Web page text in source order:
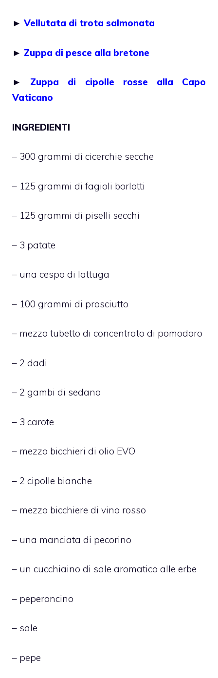
►Vellutata di trota salmonata
► Zuppa di pesce alla bretone
► Zuppa di cipolle rosse alla Capo
Vaticano
INGREDIENTI
– 300 grammi di cicerchie secche
– 125 grammi di fagioli borlotti
– 125 grammi di piselli secchi
– 3 patate
– una cespo di lattuga
– 100 grammi di prosciutto
– mezzo tubetto di concentrato di pomodoro
– 2 dadi
– 2 gambi di sedano
– 3 carote
– mezzo bicchieri di olio EVO
– 2 cipolle bianche
– mezzo bicchiere di vino rosso
– una manciata di pecorino
– un cucchiaino di sale aromatico alle erbe
– peperoncino
– sale
– pepe